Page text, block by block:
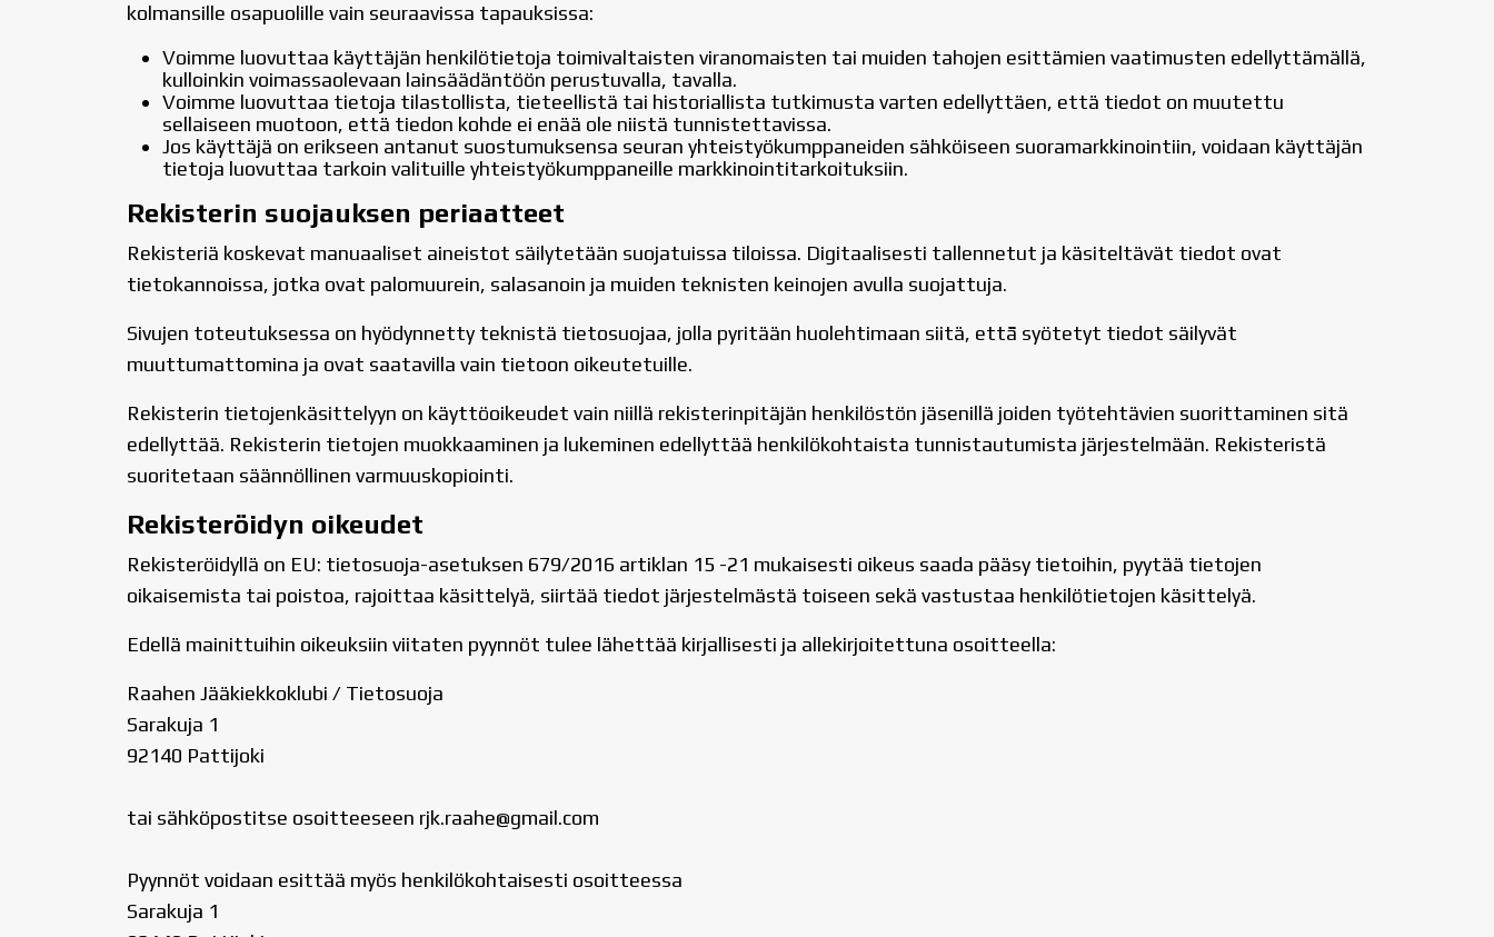
kolmansille osapuolille vain seuraavissa tapauksissa:
Voimme luovuttaa käyttäjän henkilötietoja toimivaltaisten viranomaisten tai muiden tahojen esittämien vaatimusten edellyttämällä,
kulloinkin voimassaolevaan lainsäädäntöön perustuvalla, tavalla.
Voimme luovuttaa tietoja tilastollista, tieteellistä tai historiallista tutkimusta varten edellyttäen, että tiedot on muutettu
sellaiseen muotoon, että tiedon kohde ei enää ole niistä tunnistettavissa.
Jos käyttäjä on erikseen antanut suostumuksensa seuran yhteistyökumppaneiden sähköiseen suoramarkkinointiin, voidaan käyttäjän
tietoja luovuttaa tarkoin valituille yhteistyökumppaneille markkinointitarkoituksiin.
Rekisterin suojauksen periaatteet
Rekisteriä koskevat manuaaliset aineistot säilytetään suojatuissa tiloissa. Digitaalisesti tallennetut ja käsiteltävät tiedot ovat
tietokannoissa, jotka ovat palomuurein, salasanoin ja muiden teknisten keinojen avulla suojattuja.
Sivujen toteutuksessa on hyödynnetty teknistä tietosuojaa, jolla pyritään huolehtimaan siitä, että̈ syötetyt tiedot säilyvät
muuttumattomina ja ovat saatavilla vain tietoon oikeutetuille.
Rekisterin tietojenkäsittelyyn on käyttöoikeudet vain niillä rekisterinpitäjän henkilöstön jäsenillä joiden työtehtävien suorittaminen sitä
edellyttää. Rekisterin tietojen muokkaaminen ja lukeminen edellyttää henkilökohtaista tunnistautumista järjestelmään. Rekisteristä
suoritetaan säännöllinen varmuuskopiointi.
Rekisteröidyn oikeudet
Rekisteröidyllä on EU: tietosuoja-asetuksen 679/2016 artiklan 15 -21 mukaisesti oikeus saada pääsy tietoihin, pyytää tietojen
oikaisemista tai poistoa, rajoittaa käsittelyä, siirtää tiedot järjestelmästä toiseen sekä vastustaa henkilötietojen käsittelyä.
Edellä mainittuihin oikeuksiin viitaten pyynnöt tulee lähettää kirjallisesti ja allekirjoitettuna osoitteella:
Raahen Jääkiekkoklubi / Tietosuoja
Sarakuja 1
92140 Pattijoki
tai sähköpostitse osoitteeseen rjk.raahe@gmail.com
Pyynnöt voidaan esittää myös henkilökohtaisesti osoitteessa
Sarakuja 1